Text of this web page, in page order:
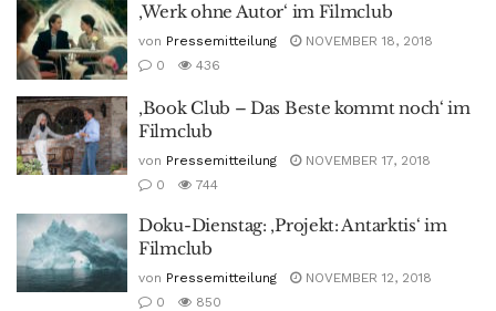
‚Werk ohne Autor‘ im Filmclub
von Pressemitteilung
NOVEMBER 18, 2018
0
436
‚Book Club – Das Beste kommt noch‘ im
Filmclub
von Pressemitteilung
NOVEMBER 17, 2018
0
744
Doku-Dienstag: ‚Projekt: Antarktis‘ im
Filmclub
von Pressemitteilung
NOVEMBER 12, 2018
0
850